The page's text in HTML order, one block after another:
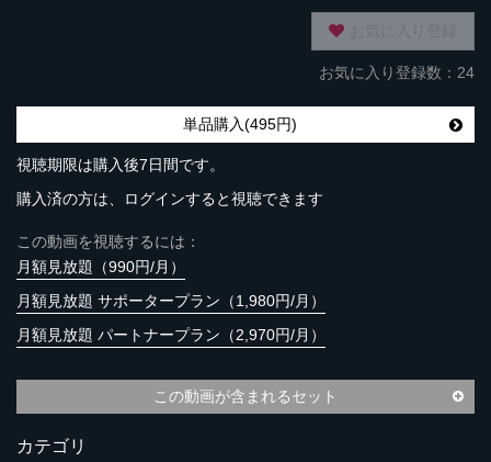
お気に入り登録数：24
単品購入(495円)
視聴期限は購入後7日間です。
購入済の方は、ログインすると視聴できます
この動画を視聴するには：
月額見放題（990円/月）
月額見放題 サポータープラン（1,980円/月）
月額見放題 パートナープラン（2,970円/月）
この動画が含まれるセット
カテゴリ